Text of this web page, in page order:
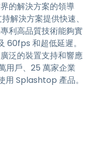
的解決方案的領導
解決方案提供快速、
利高品質技術能夠實
60fps 和超低延遲。
泛的裝置支持和響應
用戶、25 萬家企業
用 Splashtop 產品。